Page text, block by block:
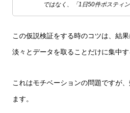
ではなく、「1日50件ポスティン
この仮説検証をする時のコツは、結果
淡々とデータを取ることだけに集中す
これはモチベーションの問題ですが
ます。